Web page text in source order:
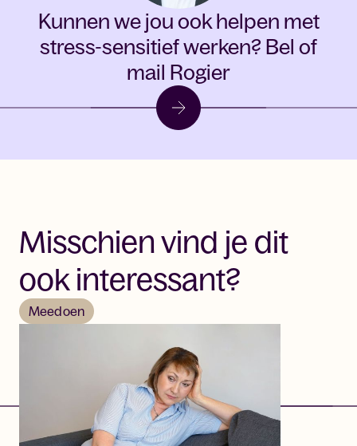
Kunnen we jou ook helpen met
stress-sensitief werken? Bel of
mail Rogier
Misschien vind je dit
ook interessant?
Meedoen